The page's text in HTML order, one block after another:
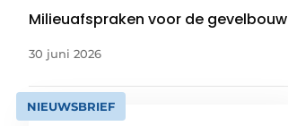
Milieuafspraken voor de gevelbouw
30 juni 2026
NIEUWSBRIEF